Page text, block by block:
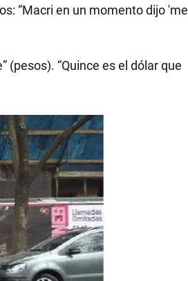
“Macri en un momento dijo 'me
(pesos). “Quince es el dólar que